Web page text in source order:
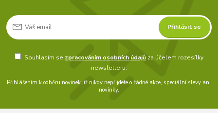
Přihlásit se
Souhlasím se zpracováním osobních údajůza účelem rozesílky
newsletteru.
Přihlášením k odběru novinek již nikdy nepřijdete o žádné akce, speciální slevy ani
novinky.